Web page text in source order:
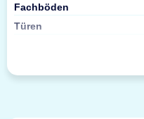
Fachböden
Türen